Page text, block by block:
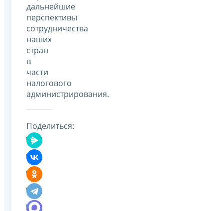
дальнейшие
перспективы
сотрудничества
наших
стран
в
части
налогового
администрирования.
Поделиться: